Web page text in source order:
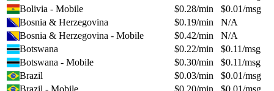
Bolivia - Mobile
$0.28/min $0.01/msg
Bosnia & Herzegovina
$0.19/min
N/A
Bosnia & Herzegovina - Mobile
$0.42/min
N/A
Botswana
$0.22/min $0.11/msg
Botswana - Mobile
$0.30/min $0.11/msg
Brazil
$0.03/min $0.01/msg